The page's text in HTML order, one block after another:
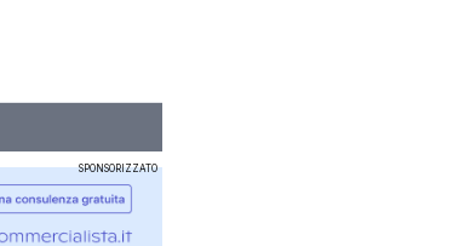
SPONSORIZZATO